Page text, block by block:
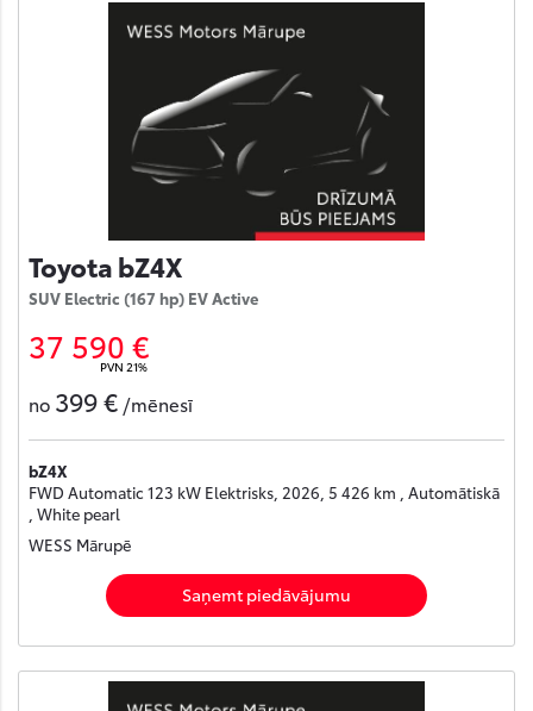
Toyota bZ4X
SUV Electric (167 hp) EV Active
37 590 €
PVN 21%
no 399 € /mēnesī
bZ4X
FWD Automatic 123 kW Elektrisks, 2026, 5 426 km , Automātiskā
, White pearl
WESS Mārupē
Saņemt piedāvājumu